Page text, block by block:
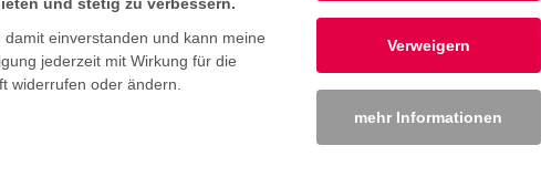
SQUARE
und stetig zu verbessern.
damit einverstanden und kann meine
jederzeit mit Wirkung für die
widerrufen oder ändern.
Verweigern
mehr Informationen